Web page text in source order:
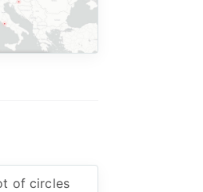
of circles